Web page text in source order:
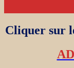
Cliquer sur